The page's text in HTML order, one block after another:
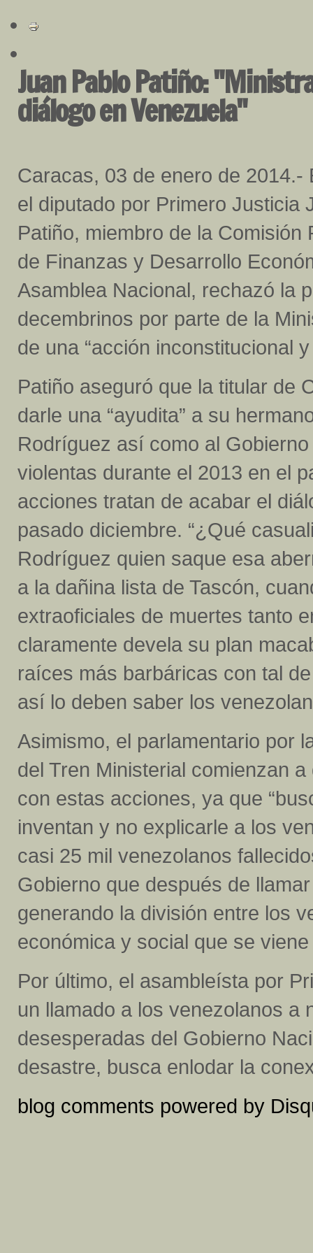
Juan Pablo Patiño:
diálogo en Venezuela"
Caracas, 03 de enero de 2014.-
el diputado por Primero Justicia
Patiño, miembro de la Comisión
de Finanzas y Desarrollo
Asamblea Nacional, rechazó la
decembrinos por parte de la
de una “acción inconstitucional
Patiño aseguró que la titular de
darle una “ayudita” a su
Rodríguez así como al
violentas durante el 2013 en el
acciones tratan de acabar el
pasado diciembre. “¿Qué
Rodríguez quien saque esa
a la dañina lista de Tascón,
extraoficiales de muertes tanto
claramente devela su plan
raíces más barbáricas con tal
así lo deben saber los
Asimismo, el parlamentario por
del Tren Ministerial comienzan
con estas acciones, ya que
inventan y no explicarle a los
casi 25 mil venezolanos
Gobierno que después de
generando la división entre los
económica y social que se
Por último, el asambleísta por
un llamado a los venezolanos a
desesperadas del Gobierno
desastre, busca enlodar la
blog comments powered by